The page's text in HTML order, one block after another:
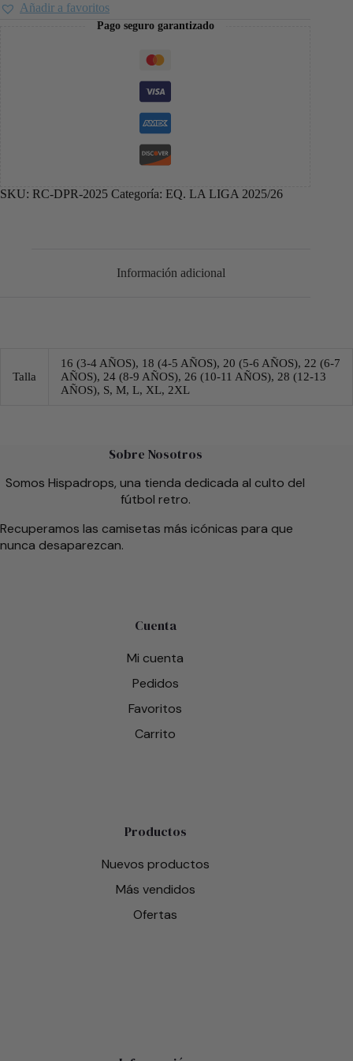
Añadir a favoritos
Pago seguro garantizado
SKU: RC-DPR-2025 Categoría: EQ. LA LIGA 2025/26
Información adicional
Talla
16 (3-4 AÑOS), 18 (4-5 AÑOS), 20 (5-6 AÑOS), 22 (6-7
AÑOS), 24 (8-9 AÑOS), 26 (10-11 AÑOS), 28 (12-13
AÑOS), S, M, L, XL, 2XL
Sobre Nosotros
Somos Hispadrops, una tienda dedicada al culto del
fútbol retro.
Recuperamos las camisetas más icónicas para que
nunca desaparezcan.
Cuenta
Mi cuenta
Pedidos
Favoritos
Carrito
Productos
Nuevos productos
Más vendidos
Ofertas